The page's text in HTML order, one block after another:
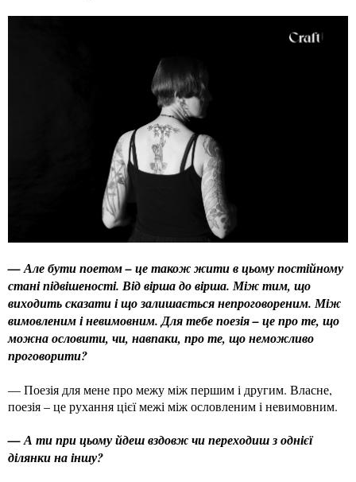
— Але бути поетом – це також жити в цьому постійному
стані підвішеності. Від вірша до вірша. Між тим, що
виходить сказати і що залишається непроговореним. Між
вимовленим і невимовним. Для тебе поезія – це про те, що
можна ословити, чи, навпаки, про те, що неможливо
проговорити?
— Поезія для мене про межу між першим і другим. Власне,
поезія – це рухання цієї межі між ословленим і невимовним.
— А ти при цьому йдеш вздовж чи переходиш з однієї
ділянки на іншу?